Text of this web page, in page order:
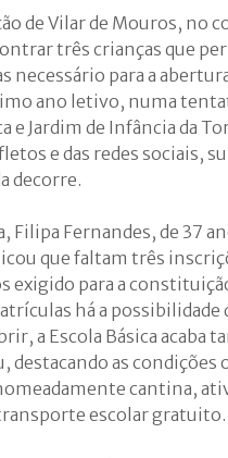
de Vilar de Mouros, no
três crianças que
para a
ano letivo, numa
e Jardim de Infância da
e das redes sociais,
decorre.
Filipa Fernandes, de 37
que faltam três
para a
há a possibilidade
a Escola Básica acaba
as condições
cantina,
escolar gratuito.